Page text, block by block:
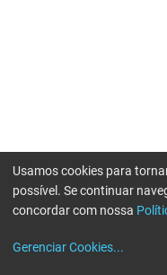
Usamos cookies para
possível. Se continuar
concordar com nossa
Gerenciar Cookies...
Erro ao enviar